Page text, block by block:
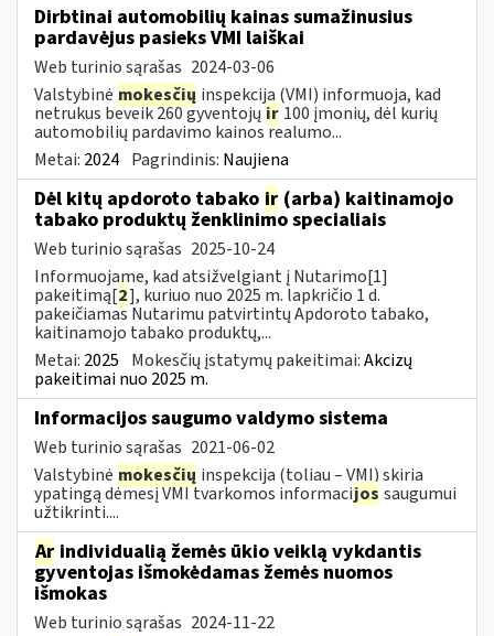
Dirbtinai automobilių kainas sumažinusius
pardavėjus pasieks VMI laiškai
Web turinio sąrašas 2024-03-06
Valstybinė mokesčių inspekcija (VMI) informuoja, kad
netrukus beveik 260 gyventojų ir 100 įmonių, dėl kurių
automobilių pardavimo kainos realumo...
Metai: 2024 Pagrindinis: Naujiena
Dėl kitų apdoroto tabako ir (arba) kaitinamojo
tabako produktų ženklinimo specialiais
Web turinio sąrašas 2025-10-24
Informuojame, kad atsižvelgiant į Nutarimo[1]
pakeitimą[2], kuriuo nuo 2025 m. lapkričio 1 d.
pakeičiamas Nutarimu patvirtintų Apdoroto tabako,
kaitinamojo tabako produktų,...
Metai: 2025 Mokesčių įstatymų pakeitimai:Akcizų
pakeitimai nuo 2025 m.
Informacijos saugumo valdymo sistema
Web turinio sąrašas 2021-06-02
Valstybinė mokesčių inspekcija (toliau – VMI) skiria
ypatingą dėmesį VMI tvarkomos informacijos saugumui
užtikrinti....
Ar individualią žemės ūkio veiklą vykdantis
gyventojas išmokėdamas žemės nuomos
išmokas
Web turinio sąrašas 2024-11-22